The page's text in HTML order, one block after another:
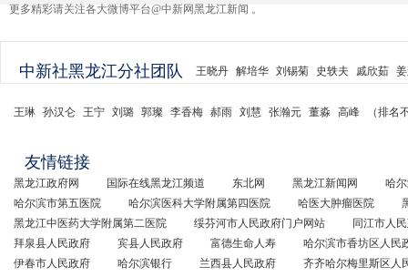
更多精彩请关注各大微博平台@中新网黑龙江新闻 。
中新社黑龙江分社团队 王晓丹 解培华 刘锡菊 史轶夫 戚欣茹
王琳 孙汉仑 王宁 刘璐 郭璨 李香梅 郝雨 刘慧 张瀚元 董淼 高峰 （排名
友情链接
黑龙江政府网 国际在线黑龙江频道 东北网 黑龙江新闻网
哈
哈尔滨市第五医院
哈尔滨医科大学附属第四医院 哈医大肿瘤医院
黑龙江中医药大学附属第二医院
绥芬河市人民政府门户网站
同江市人
拜泉县人民政府
宾县人民政府 富德生命人寿
哈尔滨市香坊区人民
伊春市人民政府
哈尔滨银行 兰西县人民政府 齐齐哈尔梅里斯区人